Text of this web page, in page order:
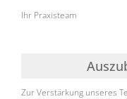
Ihr Praxisteam
Zur Verstärkung unseres